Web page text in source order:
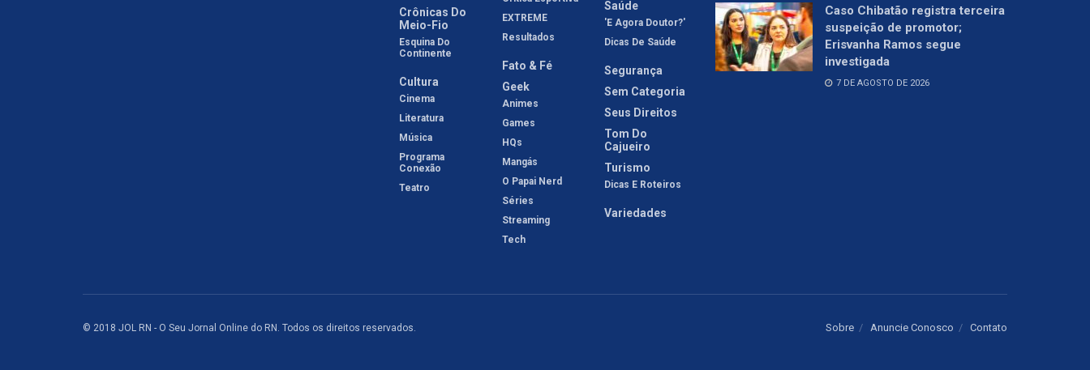
Crônicas Do
Meio-Fio
Esquina Do
Continente
Cultura
Cinema
Literatura
Música
Programa
Conexão
Teatro
EXTREME
Resultados
Fato & Fé
Geek
Animes
Games
HQs
Mangás
O Papai Nerd
Séries
Streaming
Tech
Saúde
'E Agora Doutor?'
Dicas De Saúde
Segurança
Sem Categoria
Seus Direitos
Tom Do
Cajueiro
Turismo
Dicas E Roteiros
Variedades
Caso Chibatão registra terceira
suspeição de promotor;
Erisvanha Ramos segue
investigada
7 DE AGOSTO DE 2026
Sobre Anuncie Conosco Contato
© 2018 JOL RN - O Seu Jornal Online do RN. Todos os direitos reservados.